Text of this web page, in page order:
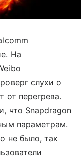
На
слухи о
от перегрева.
что Snapdragon
параметрам.
не было, так